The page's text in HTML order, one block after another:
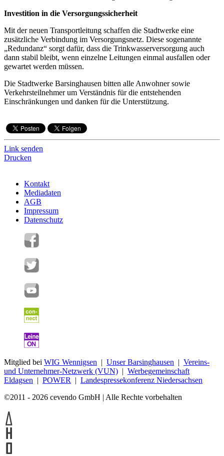
Investition in die Versorgungssicherheit
Mit der neuen Transportleitung schaffen die Stadtwerke eine
zusätzliche Verbindung im Versorgungsnetz. Diese sogenannte
„Redundanz“ sorgt dafür, dass die Trinkwasserversorgung auch
dann stabil bleibt, wenn einzelne Leitungen einmal ausfallen oder
gewartet werden müssen.
Die Stadtwerke Barsinghausen bitten alle Anwohner sowie
Verkehrsteilnehmer um Verständnis für die entstehenden
Einschränkungen und danken für die Unterstützung.
Link senden
Drucken
Kontakt
Mediadaten
AGB
Impressum
Datenschutz
Mitglied bei WIG Wennigsen | Unser Barsinghausen | Vereins-
und Unternehmer-Netzwerk (VUN) | Werbegemeinschaft
Eldagsen | POWER | Landespressekonferenz Niedersachsen
©2011 - 2026 cevendo GmbH | Alle Rechte vorbehalten